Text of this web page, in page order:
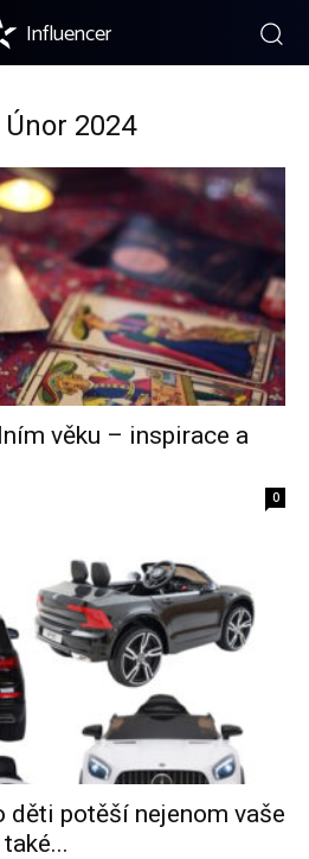
Influencer
2024
věku – inspirace a
0
děti potěší nejenom vaše